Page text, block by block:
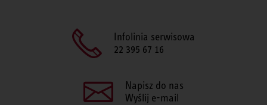
Infolinia serwisowa
22 395 67 16
Napisz do nas
Wyślij e-mail